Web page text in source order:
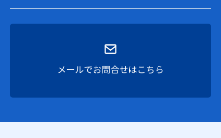
メールでお問合せはこちら